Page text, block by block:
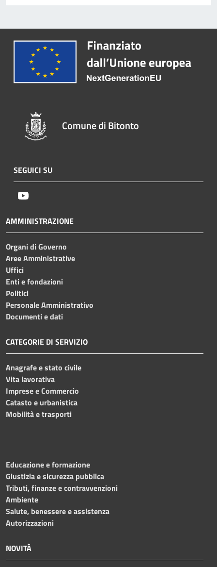
Comune di Bitonto
SEGUICI SU
AMMINISTRAZIONE
Organi di Governo
Aree Amministrative
Uffici
Enti e fondazioni
Politici
Personale Amministrativo
Documenti e dati
CATEGORIE DI SERVIZIO
Anagrafe e stato civile
Vita lavorativa
Imprese e Commercio
Catasto e urbanistica
Mobilità e trasporti
Educazione e formazione
Giustizia e sicurezza pubblica
Tributi, finanze e contravvenzioni
Ambiente
Salute, benessere e assistenza
Autorizzazioni
NOVITÀ